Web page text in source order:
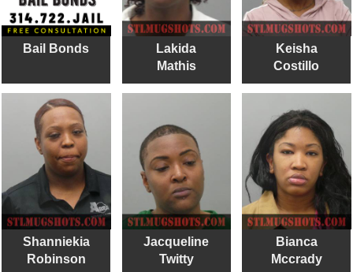
Bail Bonds
Lakida
Mathis
Keisha
Costillo
Shanniekia
Robinson
Jacqueline
Twitty
Bianca
Mccrady